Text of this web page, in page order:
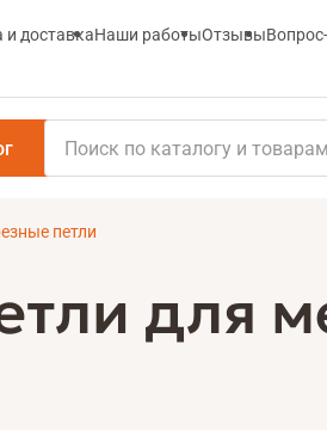
и доставкаНаши работыОтзывы
петли
для